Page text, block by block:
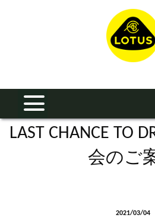
LAST CHANCE TO
会のご
2021/03/04